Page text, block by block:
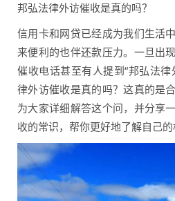
邦弘法律外访催收是真的吗？
信用卡和网贷已经成为我们生活
来便利的也伴还款压力。一旦出
催收电话甚至有人提到“邦弘法
律外访催收是真的吗？这真的是
为大家详细解答这个问，并分享
收的常识，帮你更好地了解自己的